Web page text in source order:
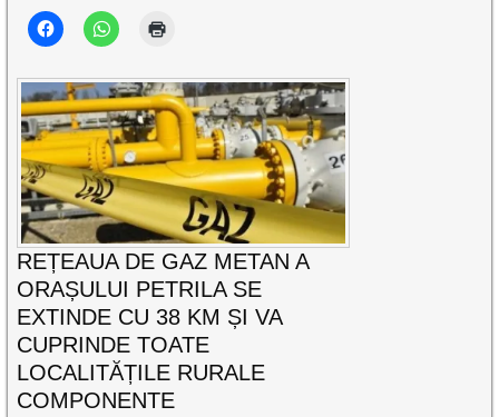
REȚEAUA DE GAZ METAN A
ORAȘULUI PETRILA SE
EXTINDE CU 38 KM ȘI VA
CUPRINDE TOATE
LOCALITĂȚILE RURALE
COMPONENTE